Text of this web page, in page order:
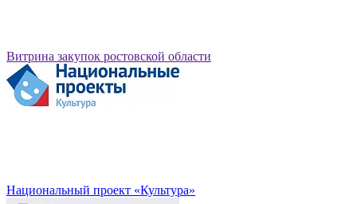
Витрина закупок ростовской области
Национальный проект «Культура»